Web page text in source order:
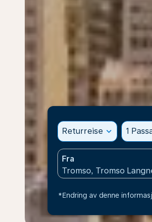
Returreise expand_more 1
Fra
*Endring av denne